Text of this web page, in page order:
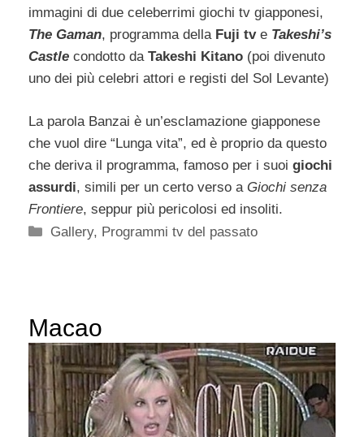
immagini di due celeberrimi giochi tv giapponesi,
The Gaman, programma della Fuji tve Takeshi’s
Castle condotto da Takeshi Kitano (poi divenuto
uno dei più celebri attori e registi del Sol Levante)
La parola Banzai è un’esclamazione giapponese
che vuol dire “Lunga vita”, ed è proprio da questo
che deriva il programma, famoso per i suoi giochi
assurdi, simili per un certo verso a Giochi senza
Frontiere, seppur più pericolosi ed insoliti.
Categorie
Gallery, Programmi tv del passato
Macao